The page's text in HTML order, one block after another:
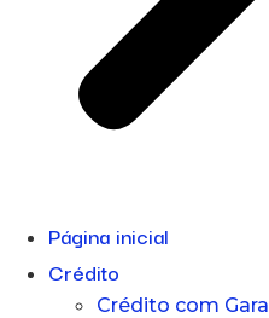
Página inicial
Crédito
Crédito com